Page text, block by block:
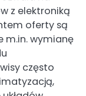
z elektroniką
oferty są
m.in. wymianę
często